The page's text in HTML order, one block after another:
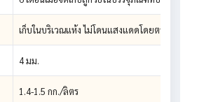
เก็บในบริเวณแห้ง ไม่โดนแสงแดดโดยตรง
4 มม.
1.4-1.5 กก./ลิตร